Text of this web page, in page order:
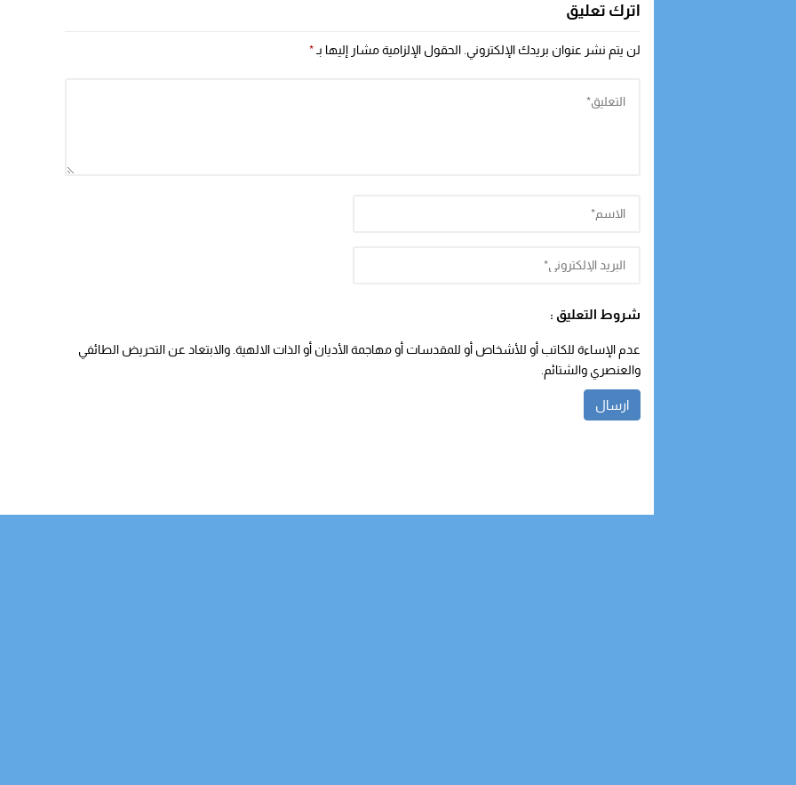
اترك تعليق
لن يتم نشر عنوان بريدك الإلكتروني. الحقول الإلزامية مشار إليها بـ *
شروط التعليق :
عدم الإساءة للكاتب أو للأشخاص أو للمقدسات أو مهاجمة الأديان أو الذات الالهية. والابتعاد عن التحريض الطائفي
والعنصري والشتائم.